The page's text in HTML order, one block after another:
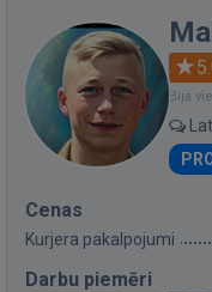
Bija
Cenas
Kurjera pakalpojumi
Darbu piemēri